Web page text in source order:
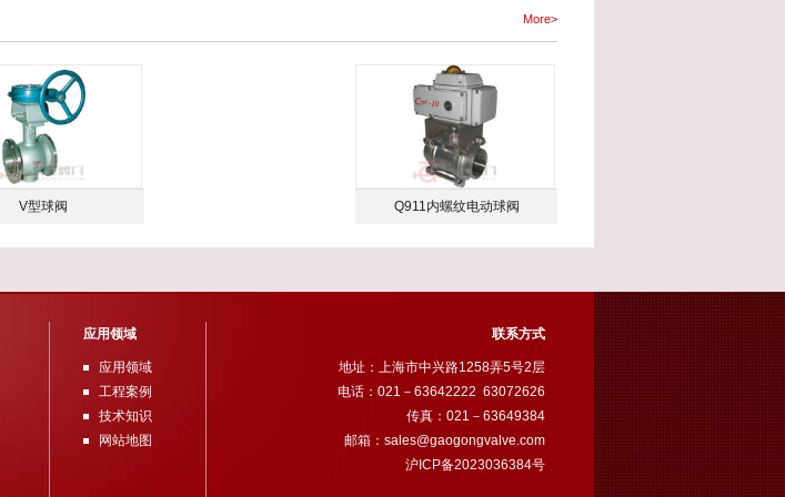
More>
V型球阀 Q911内螺纹电动球阀
应用领域
应用领域
工程案例
技术知识
网站地图
联系方式
地址：上海市中兴路1258弄5号2层
电话：021－63642222 63072626
传真：021－63649384
邮箱： sales@gaogongvalve.com
沪ICP备2023036384号